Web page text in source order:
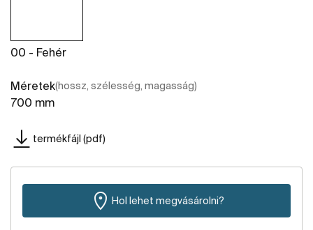
00 - Fehér
Méretek(hossz, szélesség, magasság)
700 mm
termékfájl (pdf)
Hol lehet megvásárolni?